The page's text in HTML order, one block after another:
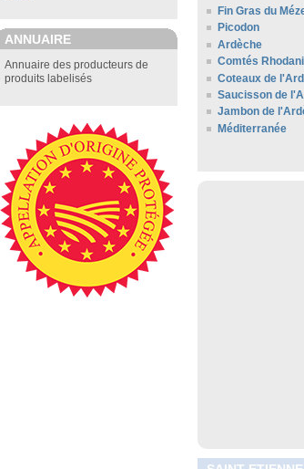
ANNUAIRE
Annuaire des producteurs de
produits labelisés
Fin Gras du
Picodon
Ardèche
Comtés
Coteaux de
Saucisson de
Jambon de
Méditerranée